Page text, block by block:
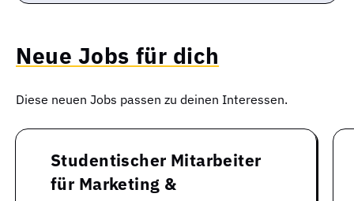
Neue Jobs für dich
Diese neuen Jobs passen zu deinen Interessen.
Studentischer Mitarbeiter
für Marketing &